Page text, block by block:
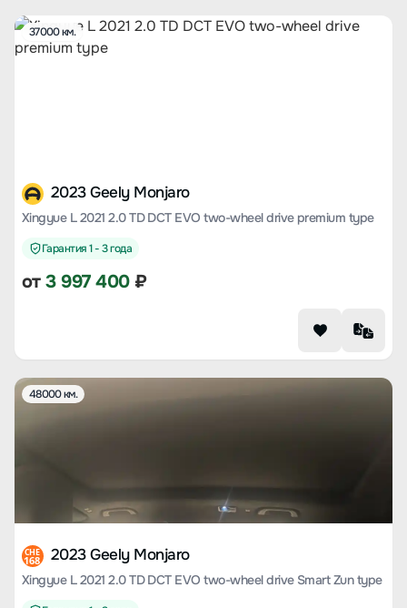
37000 км.
2023 Geely Monjaro
Xingyue L 2021 2.0 TD DCT EVO two-wheel drive premium type
Гарантия 1 - 3 года
от3 997 400₽
48000 км.
CHE
168 2023 Geely Monjaro
Xingyue L 2021 2.0 TD DCT EVO two-wheel drive Smart Zun type